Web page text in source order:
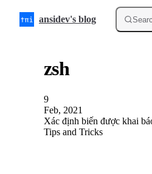
Skip to content
ansidev's blog
zsh
9
Feb, 2021
Xác định biến được khai
Tips and Tricks